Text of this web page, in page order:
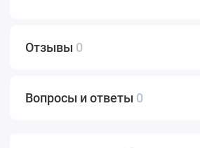
Отзывы 0
Вопросы и ответы 0